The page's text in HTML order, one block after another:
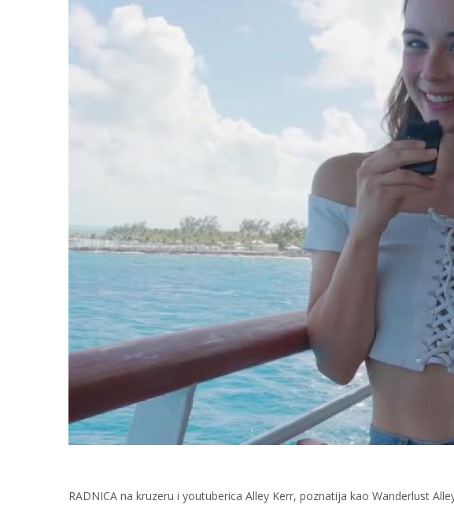
RADNICA na kruzeru i youtuberica Alley Kerr, poznatija kao Wanderlust